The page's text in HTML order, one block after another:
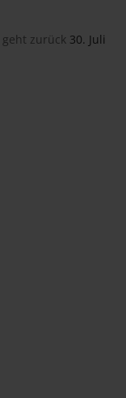
zurück 30. Juli